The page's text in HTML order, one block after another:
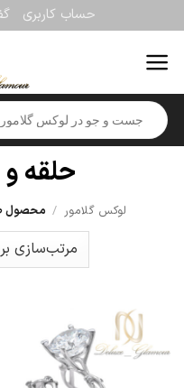
to
content
حساب کاربری
Products
search
حلقه
لوکس گلامور / محصول